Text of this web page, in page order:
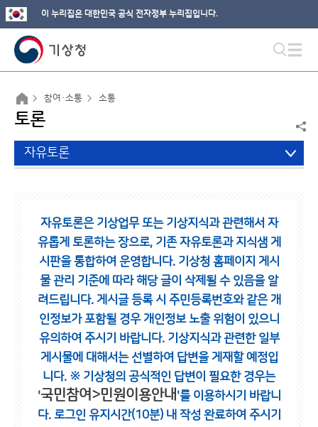
이 누리집은 대한민국 공식 전자정부 누리집입니다.
참여·소통 소통
토론
자유토론
자유토론은 기상업무 또는 기상지식과 관련해서 자
유롭게 토론하는 장으로, 기존 자유토론과 지식샘 게
시판을 통합하여 운영합니다. 기상청 홈페이지 게시
물 관리 기준에 따라 해당 글이 삭제될 수 있음을 알
려드립니다. 게시글 등록 시 주민등록번호와 같은 개
인정보가 포함될 경우 개인정보 노출 위험이 있으니
유의하여 주시기 바랍니다. 기상지식과 관련한 일부
게시물에 대해서는 선별하여 답변을 게재할 예정입
니다. ※ 기상청의 공식적인 답변이 필요한 경우는
'국민참여>민원이용안내 '를 이용하시기 바랍니
다. 로그인 유지시간(10분) 내 작성 완료하여 주시기